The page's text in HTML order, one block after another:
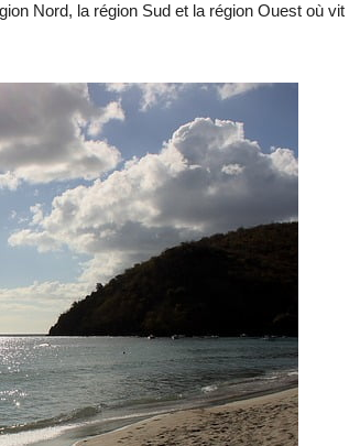
Nord, la région Sud et la région Ouest où vit